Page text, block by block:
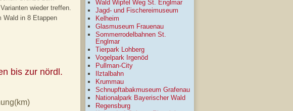
wieder treffen.
Wald in 8 Etappen
bis zur nördl.
Wald Wipfel Weg St. Englmar
Jagd- und Fischereimuseum
Kelheim
Glasmuseum Frauenau
Sommerrodelbahnen St.
Englmar
Tierpark Lohberg
Vogelpark Irgenöd
Pullman-City
Ilztalbahn
Krummau
Schnupftabakmuseum Grafenau
Nationalpark Bayerischer Wald
Regensburg